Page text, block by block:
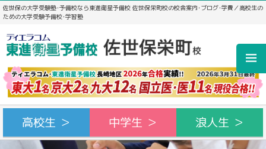
佐世保の大学受験塾･予備校なら東進衛星予備校 佐世保栄町校の校舎案内･ブログ･学費／高校生の
ための大学受験予備校･学習塾
高校生 ＞ 中学生 ＞ 浪人生 ＞